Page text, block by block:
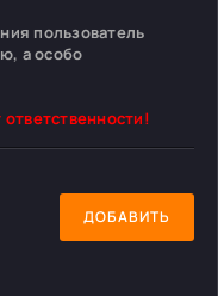
пользователь
а особо
ДОБАВИТЬ